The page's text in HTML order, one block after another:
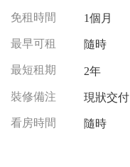
免租時間 1個月
最早可租 隨時
最短租期 2年
裝修備注 現狀交付
看房時間 隨時